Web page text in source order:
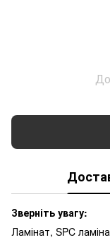
Зверніть увагу:
Ламінат, SPC